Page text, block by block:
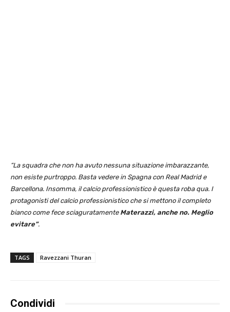
“La squadra che non ha avuto nessuna situazione imbarazzante,
non esiste purtroppo. Basta vedere in Spagna con Real Madrid e
Barcellona. Insomma, il calcio professionistico è questa roba qua. I
protagonisti del calcio professionistico che si mettono il completo
bianco come fece sciaguratamente Materazzi, anche no. Meglio
evitare”.
TAGS Ravezzani Thuran
Condividi